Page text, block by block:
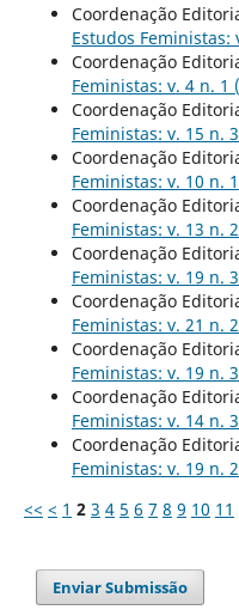
Coordenação
Estudos Feministas:
Coordenação
Feministas: v. 4 n. 1
Coordenação
Feministas: v. 15 n.
Coordenação
Feministas: v. 10 n.
Coordenação
Feministas: v. 13 n.
Coordenação
Feministas: v. 19 n.
Coordenação
Feministas: v. 21 n.
Coordenação
Feministas: v. 19 n.
Coordenação
Feministas: v. 14 n.
Coordenação
Feministas: v. 19 n.
<< < 1 2 3 4 5 6 7 8 9 10 11
Enviar Submissão